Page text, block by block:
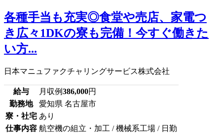
各種手当も充実◎食堂や売店、家電つ
き広々1DKの寮も完備！今すぐ働きた
い方...
日本マニュファクチャリングサービス株式会社
給与 月収例386,000円
勤務地
愛知県 名古屋市
寮・社宅 あり
仕事内容 航空機の組立・加工 / 機械系工場 / 日勤